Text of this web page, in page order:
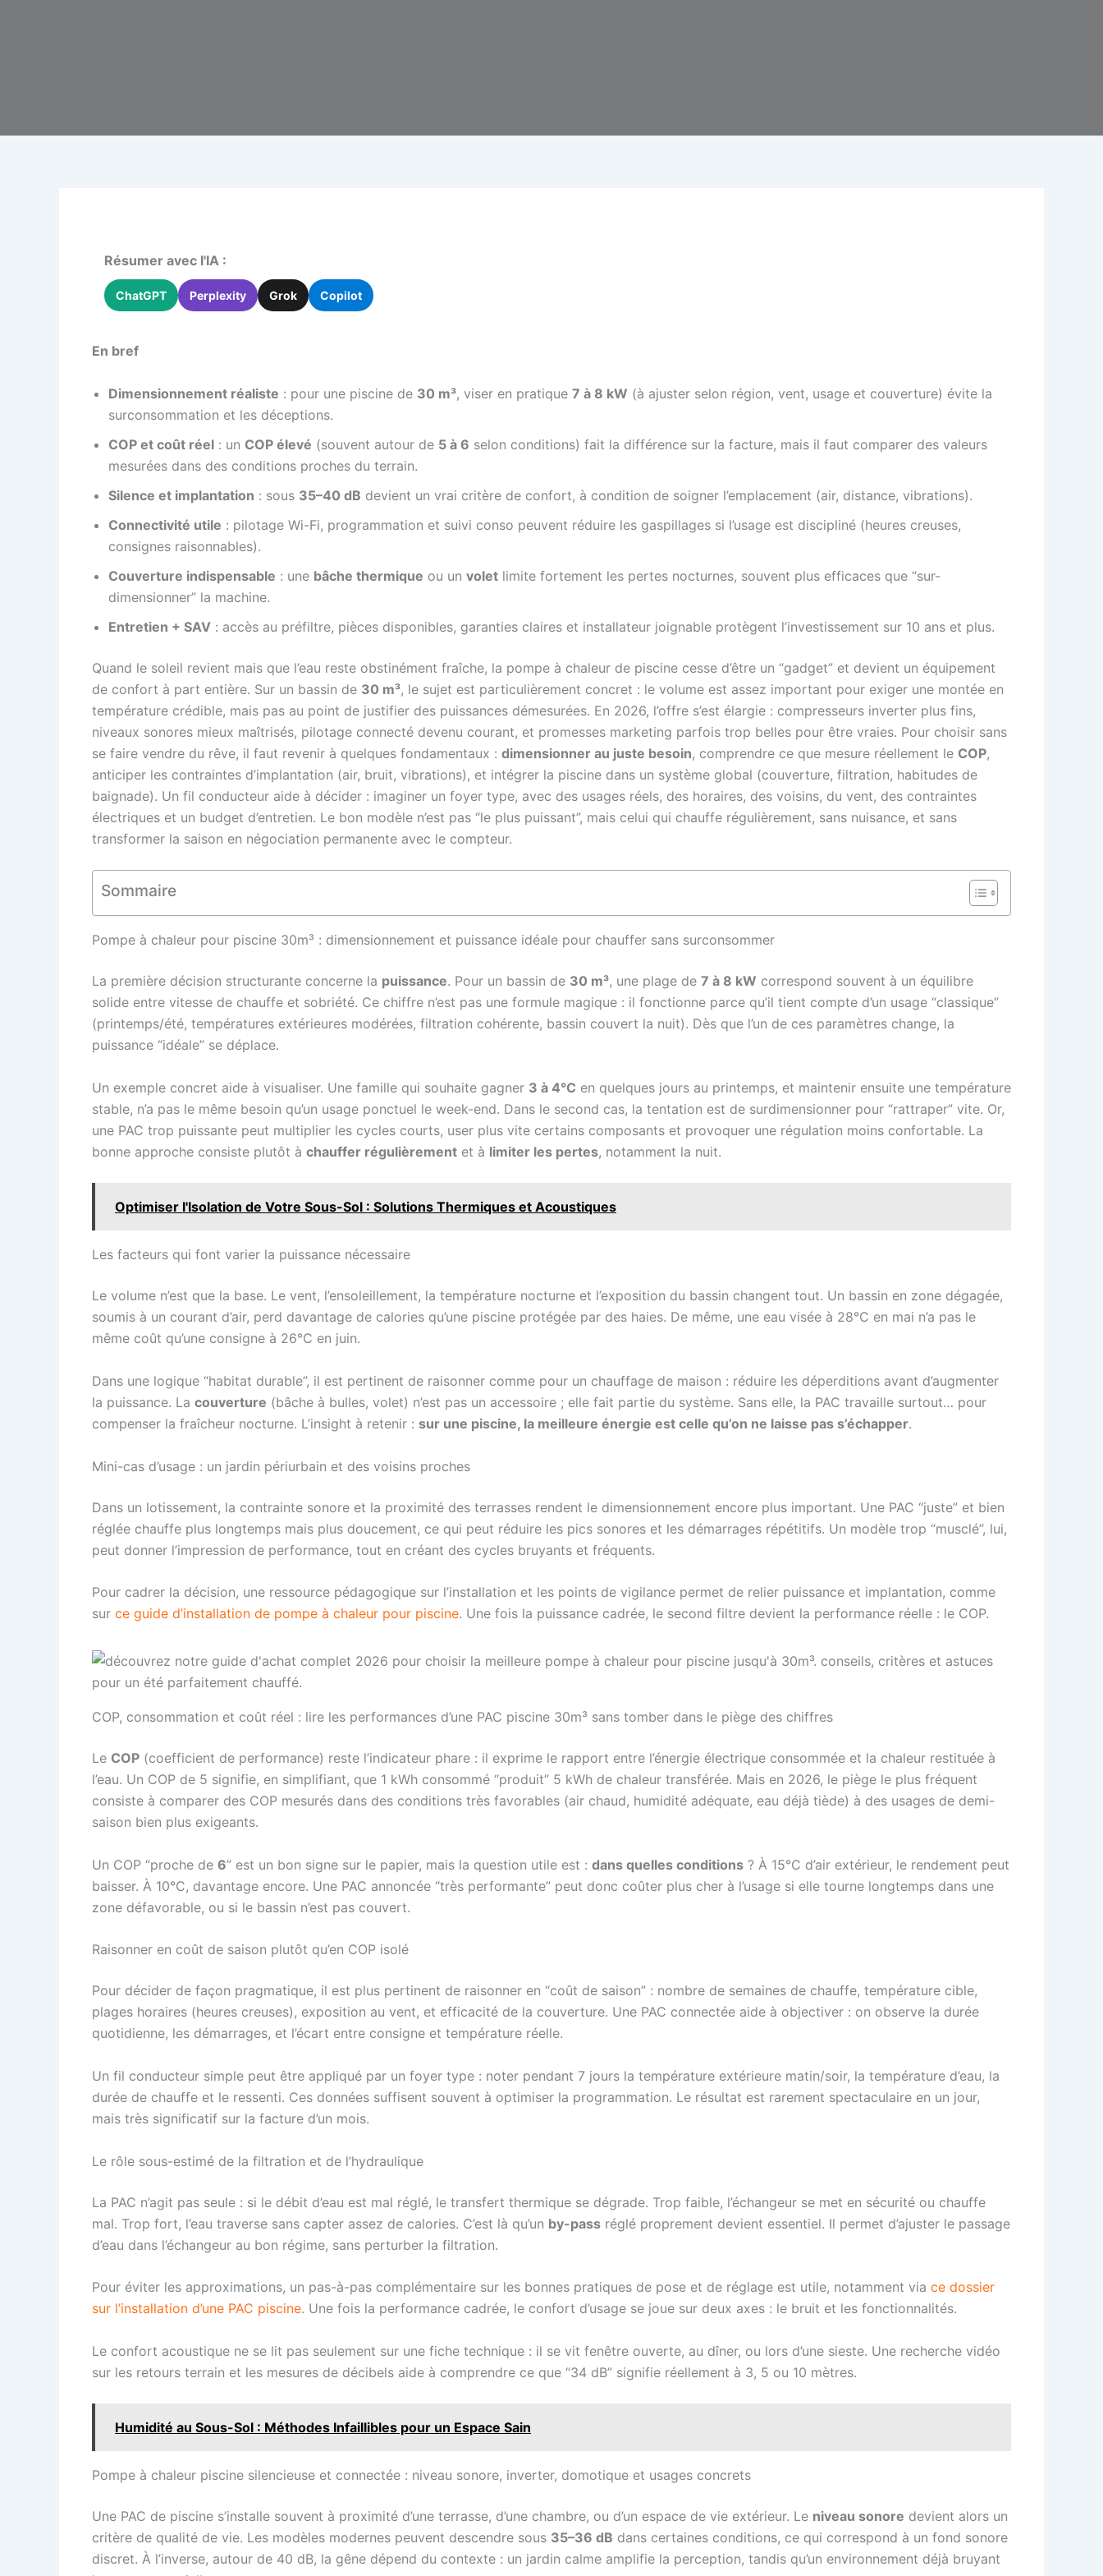
Résumer avec l'IA :
ChatGPT Perplexity Grok Copilot
En bref
Dimensionnement réaliste : pour une piscine de 30 m³, viser en pratique 7 à 8 kW (à ajuster selon région, vent, usage et couverture) évite la
surconsommation et les déceptions.
COP et coût réel : un COP élevé (souvent autour de 5 à 6 selon conditions) fait la différence sur la facture, mais il faut comparer des valeurs
mesurées dans des conditions proches du terrain.
Silence et implantation : sous 35–40 dB devient un vrai critère de confort, à condition de soigner l’emplacement (air, distance, vibrations).
Connectivité utile : pilotage Wi-Fi, programmation et suivi conso peuvent réduire les gaspillages si l’usage est discipliné (heures creuses,
consignes raisonnables).
Couverture indispensable : une bâche thermique ou un volet limite fortement les pertes nocturnes, souvent plus efficaces que “sur-
dimensionner” la machine.
Entretien + SAV : accès au préfiltre, pièces disponibles, garanties claires et installateur joignable protègent l’investissement sur 10 ans et plus.
Quand le soleil revient mais que l’eau reste obstinément fraîche, la pompe à chaleur de piscine cesse d’être un “gadget” et devient un équipement
de confort à part entière. Sur un bassin de 30 m³, le sujet est particulièrement concret : le volume est assez important pour exiger une montée en
température crédible, mais pas au point de justifier des puissances démesurées. En 2026, l’offre s’est élargie : compresseurs inverter plus fins,
niveaux sonores mieux maîtrisés, pilotage connecté devenu courant, et promesses marketing parfois trop belles pour être vraies. Pour choisir sans
se faire vendre du rêve, il faut revenir à quelques fondamentaux : dimensionner au juste besoin, comprendre ce que mesure réellement le COP,
anticiper les contraintes d’implantation (air, bruit, vibrations), et intégrer la piscine dans un système global (couverture, filtration, habitudes de
baignade). Un fil conducteur aide à décider : imaginer un foyer type, avec des usages réels, des horaires, des voisins, du vent, des contraintes
électriques et un budget d’entretien. Le bon modèle n’est pas “le plus puissant”, mais celui qui chauffe régulièrement, sans nuisance, et sans
transformer la saison en négociation permanente avec le compteur.
Sommaire
Pompe à chaleur pour piscine 30m³ : dimensionnement et puissance idéale pour chauffer sans surconsommer
La première décision structurante concerne la puissance. Pour un bassin de 30 m³, une plage de 7 à 8 kW correspond souvent à un équilibre
solide entre vitesse de chauffe et sobriété. Ce chiffre n’est pas une formule magique : il fonctionne parce qu’il tient compte d’un usage “classique”
(printemps/été, températures extérieures modérées, filtration cohérente, bassin couvert la nuit). Dès que l’un de ces paramètres change, la
puissance “idéale” se déplace.
Un exemple concret aide à visualiser. Une famille qui souhaite gagner 3 à 4°C en quelques jours au printemps, et maintenir ensuite une température
stable, n’a pas le même besoin qu’un usage ponctuel le week-end. Dans le second cas, la tentation est de surdimensionner pour “rattraper” vite. Or,
une PAC trop puissante peut multiplier les cycles courts, user plus vite certains composants et provoquer une régulation moins confortable. La
bonne approche consiste plutôt à chauffer régulièrement et à limiter les pertes, notamment la nuit.
Optimiser l'Isolation de Votre Sous-Sol : Solutions Thermiques et Acoustiques
Les facteurs qui font varier la puissance nécessaire
Le volume n’est que la base. Le vent, l’ensoleillement, la température nocturne et l’exposition du bassin changent tout. Un bassin en zone dégagée,
soumis à un courant d’air, perd davantage de calories qu’une piscine protégée par des haies. De même, une eau visée à 28°C en mai n’a pas le
même coût qu’une consigne à 26°C en juin.
Dans une logique “habitat durable”, il est pertinent de raisonner comme pour un chauffage de maison : réduire les déperditions avant d’augmenter
la puissance. La couverture (bâche à bulles, volet) n’est pas un accessoire ; elle fait partie du système. Sans elle, la PAC travaille surtout… pour
compenser la fraîcheur nocturne. L’insight à retenir : sur une piscine, la meilleure énergie est celle qu’on ne laisse pas s’échapper.
Mini-cas d’usage : un jardin périurbain et des voisins proches
Dans un lotissement, la contrainte sonore et la proximité des terrasses rendent le dimensionnement encore plus important. Une PAC “juste” et bien
réglée chauffe plus longtemps mais plus doucement, ce qui peut réduire les pics sonores et les démarrages répétitifs. Un modèle trop “musclé”, lui,
peut donner l’impression de performance, tout en créant des cycles bruyants et fréquents.
Pour cadrer la décision, une ressource pédagogique sur l’installation et les points de vigilance permet de relier puissance et implantation, comme
sur ce guide d’installation de pompe à chaleur pour piscine. Une fois la puissance cadrée, le second filtre devient la performance réelle : le COP.
COP, consommation et coût réel : lire les performances d’une PAC piscine 30m³ sans tomber dans le piège des chiffres
Le COP (coefficient de performance) reste l’indicateur phare : il exprime le rapport entre l’énergie électrique consommée et la chaleur restituée à
l’eau. Un COP de 5 signifie, en simplifiant, que 1 kWh consommé “produit” 5 kWh de chaleur transférée. Mais en 2026, le piège le plus fréquent
consiste à comparer des COP mesurés dans des conditions très favorables (air chaud, humidité adéquate, eau déjà tiède) à des usages de demi-
saison bien plus exigeants.
Un COP “proche de 6” est un bon signe sur le papier, mais la question utile est : dans quelles conditions ? À 15°C d’air extérieur, le rendement peut
baisser. À 10°C, davantage encore. Une PAC annoncée “très performante” peut donc coûter plus cher à l’usage si elle tourne longtemps dans une
zone défavorable, ou si le bassin n’est pas couvert.
Raisonner en coût de saison plutôt qu’en COP isolé
Pour décider de façon pragmatique, il est plus pertinent de raisonner en “coût de saison” : nombre de semaines de chauffe, température cible,
plages horaires (heures creuses), exposition au vent, et efficacité de la couverture. Une PAC connectée aide à objectiver : on observe la durée
quotidienne, les démarrages, et l’écart entre consigne et température réelle.
Un fil conducteur simple peut être appliqué par un foyer type : noter pendant 7 jours la température extérieure matin/soir, la température d’eau, la
durée de chauffe et le ressenti. Ces données suffisent souvent à optimiser la programmation. Le résultat est rarement spectaculaire en un jour,
mais très significatif sur la facture d’un mois.
Le rôle sous-estimé de la filtration et de l’hydraulique
La PAC n’agit pas seule : si le débit d’eau est mal réglé, le transfert thermique se dégrade. Trop faible, l’échangeur se met en sécurité ou chauffe
mal. Trop fort, l’eau traverse sans capter assez de calories. C’est là qu’un by-pass réglé proprement devient essentiel. Il permet d’ajuster le passage
d’eau dans l’échangeur au bon régime, sans perturber la filtration.
Pour éviter les approximations, un pas-à-pas complémentaire sur les bonnes pratiques de pose et de réglage est utile, notamment via ce dossier
sur l’installation d’une PAC piscine. Une fois la performance cadrée, le confort d’usage se joue sur deux axes : le bruit et les fonctionnalités.
Le confort acoustique ne se lit pas seulement sur une fiche technique : il se vit fenêtre ouverte, au dîner, ou lors d’une sieste. Une recherche vidéo
sur les retours terrain et les mesures de décibels aide à comprendre ce que “34 dB” signifie réellement à 3, 5 ou 10 mètres.
Humidité au Sous-Sol : Méthodes Infaillibles pour un Espace Sain
Pompe à chaleur piscine silencieuse et connectée : niveau sonore, inverter, domotique et usages concrets
Une PAC de piscine s’installe souvent à proximité d’une terrasse, d’une chambre, ou d’un espace de vie extérieur. Le niveau sonore devient alors un
critère de qualité de vie. Les modèles modernes peuvent descendre sous 35–36 dB dans certaines conditions, ce qui correspond à un fond sonore
discret. À l’inverse, autour de 40 dB, la gêne dépend du contexte : un jardin calme amplifie la perception, tandis qu’un environnement déjà bruyant